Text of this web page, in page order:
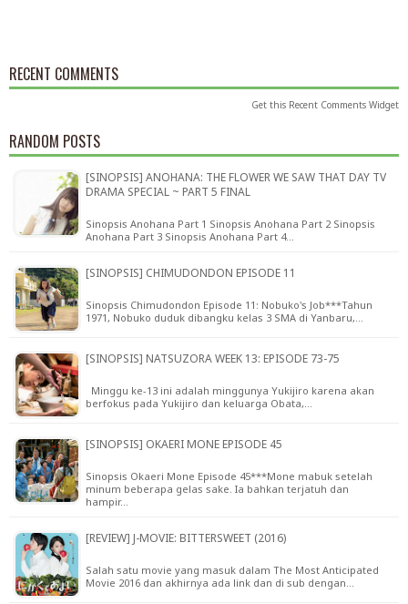
RECENT COMMENTS
Get this Recent Comments Widget
RANDOM POSTS
[SINOPSIS] ANOHANA: THE FLOWER WE SAW THAT DAY TV
DRAMA SPECIAL ~ PART 5 FINAL
Sinopsis Anohana Part 1 Sinopsis Anohana Part 2 Sinopsis
Anohana Part 3 Sinopsis Anohana Part 4…
[SINOPSIS] CHIMUDONDON EPISODE 11
Sinopsis Chimudondon Episode 11: Nobuko's Job***Tahun
1971, Nobuko duduk dibangku kelas 3 SMA di Yanbaru,…
[SINOPSIS] NATSUZORA WEEK 13: EPISODE 73-75
Minggu ke-13 ini adalah minggunya Yukijiro karena akan
berfokus pada Yukijiro dan keluarga Obata,…
[SINOPSIS] OKAERI MONE EPISODE 45
Sinopsis Okaeri Mone Episode 45***Mone mabuk setelah
minum beberapa gelas sake. Ia bahkan terjatuh dan
hampir…
[REVIEW] J-MOVIE: BITTERSWEET (2016)
Salah satu movie yang masuk dalam The Most Anticipated
Movie 2016 dan akhirnya ada link dan di sub dengan…